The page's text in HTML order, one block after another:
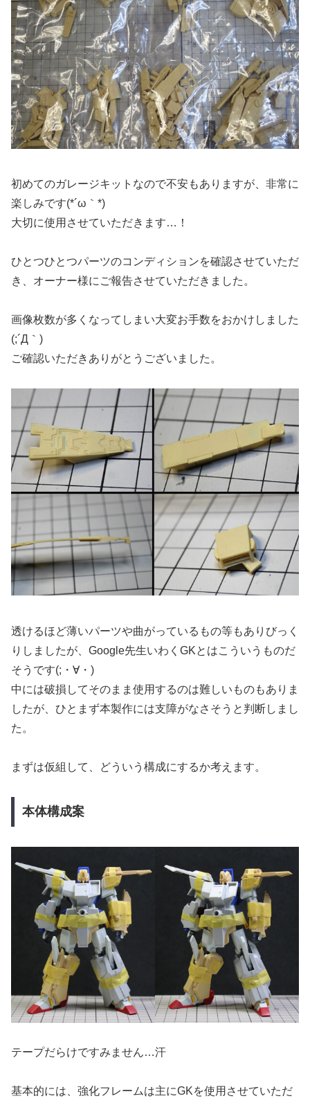
初めてのガレージキットなので不安もありますが、非常に
楽しみです(*´ω｀*)
大切に使用させていただきます…！
ひとつひとつパーツのコンディションを確認させていただ
き、オーナー様にご報告させていただきました。
画像枚数が多くなってしまい大変お手数をおかけしました
(;´Д｀)
ご確認いただきありがとうございました。
透けるほど薄いパーツや曲がっているもの等もありびっく
りしましたが、Google先生いわくGKとはこういうものだ
そうです(;・∀・)
中には破損してそのまま使用するのは難しいものもありま
したが、ひとまず本製作には支障がなさそうと判断しまし
た。
まずは仮組して、どういう構成にするか考えます。
本体構成案
テープだらけですみません…汗
基本的には、強化フレームは主にGKを使用させていただ